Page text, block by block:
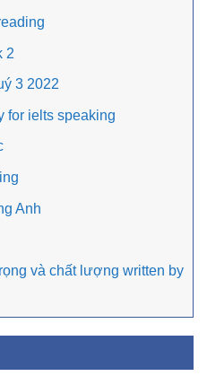
2
3 2022
for ielts speaking
Anh
và chất lượng written by